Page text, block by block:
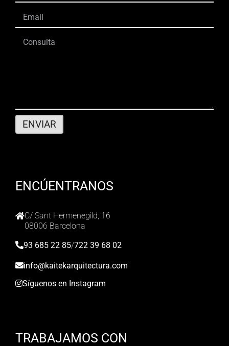
ENCÚENTRANOS
C/ Sant Hermenegild, 16
08006 Barcelona
93 685 22 85/722 39 68 02
info@kaitekarquitectura.com
Síguenos en Instagram
TRABAJAMOS CON